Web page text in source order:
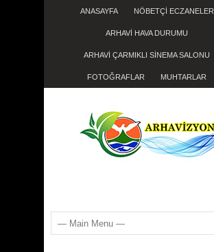
ANASAYFA NÖBETÇİ ECZANELER
ARHAVİ HAVA DURUMU
ARHAVİ ÇARMIKLI SİNEMA SALONU
FOTOĞRAFLAR MUHTARLAR